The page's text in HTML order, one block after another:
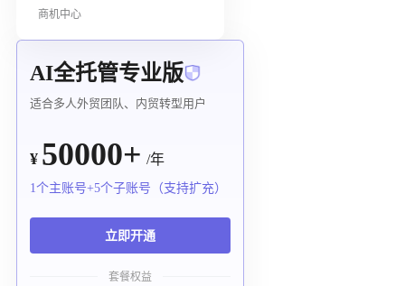
商机中心
AI全托管专业版
适合多人外贸团队、内贸转型用户
¥ 50000+ /年
1个主账号+5个子账号（支持扩充）
立即开通
套餐权益